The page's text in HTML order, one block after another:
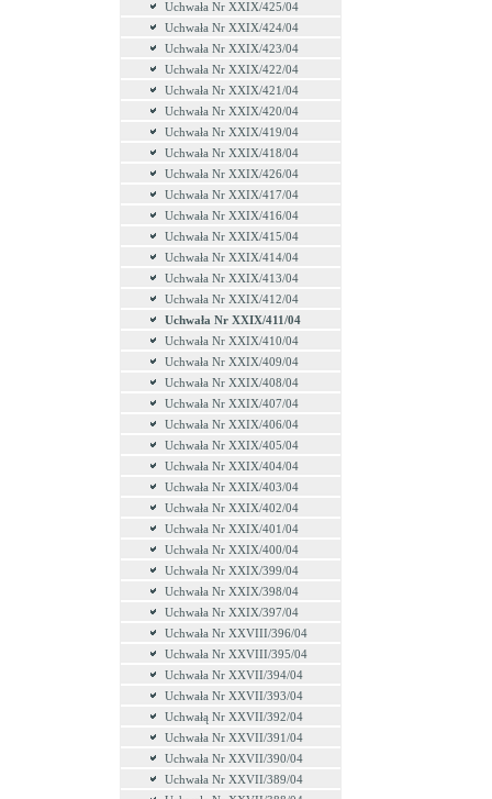
Uchwała Nr XXIX/425/04
Uchwała Nr XXIX/424/04
Uchwała Nr XXIX/423/04
Uchwała Nr XXIX/422/04
Uchwała Nr XXIX/421/04
Uchwała Nr XXIX/420/04
Uchwała Nr XXIX/419/04
Uchwała Nr XXIX/418/04
Uchwała Nr XXIX/426/04
Uchwała Nr XXIX/417/04
Uchwała Nr XXIX/416/04
Uchwała Nr XXIX/415/04
Uchwała Nr XXIX/414/04
Uchwała Nr XXIX/413/04
Uchwała Nr XXIX/412/04
Uchwała Nr XXIX/411/04
Uchwała Nr XXIX/410/04
Uchwała Nr XXIX/409/04
Uchwała Nr XXIX/408/04
Uchwała Nr XXIX/407/04
Uchwała Nr XXIX/406/04
Uchwała Nr XXIX/405/04
Uchwała Nr XXIX/404/04
Uchwała Nr XXIX/403/04
Uchwała Nr XXIX/402/04
Uchwała Nr XXIX/401/04
Uchwała Nr XXIX/400/04
Uchwała Nr XXIX/399/04
Uchwała Nr XXIX/398/04
Uchwała Nr XXIX/397/04
Uchwała Nr XXVIII/396/04
Uchwała Nr XXVIII/395/04
Uchwała Nr XXVII/394/04
Uchwała Nr XXVII/393/04
Uchwałą Nr XXVII/392/04
Uchwała Nr XXVII/391/04
Uchwała Nr XXVII/390/04
Uchwała Nr XXVII/389/04